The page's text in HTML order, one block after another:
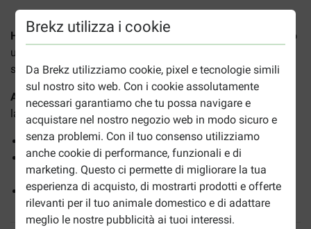
Brekz utilizza i cookie
Da Brekz utilizziamo cookie, pixel e tecnologie simili
sul nostro sito web. Con i cookie assolutamente
necessari garantiamo che tu possa navigare e
acquistare nel nostro negozio web in modo sicuro e
senza problemi. Con il tuo consenso utilizziamo
anche cookie di performance, funzionali e di
marketing. Questo ci permette di migliorare la tua
esperienza di acquisto, di mostrarti prodotti e offerte
rilevanti per il tuo animale domestico e di adattare
meglio le nostre pubblicità ai tuoi interessi.
Hill's Science Plan Adult Sterilised per gatto
è un alimento
umido misto per gatti adulti fino a 6 anni, castrati o
sterilizzati.
Attenzione:
Questo prodotto prenderà un nuovo nome, ma
la composizione rimarrà la stessa.
Limitato apporto di minerali
Aiuta a mantenere un peso ideale e a proteggere le vie
urinarie
Alimento perfettamente bilanciato